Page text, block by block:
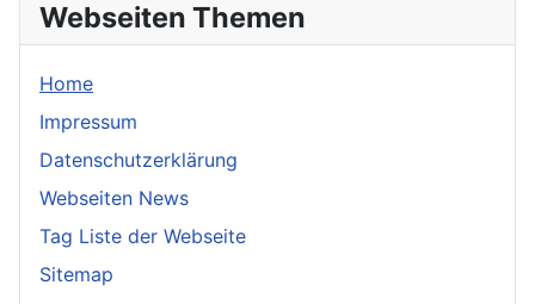
Webseiten Themen
Home
Impressum
Datenschutzerklärung
Webseiten News
Tag Liste der Webseite
Sitemap